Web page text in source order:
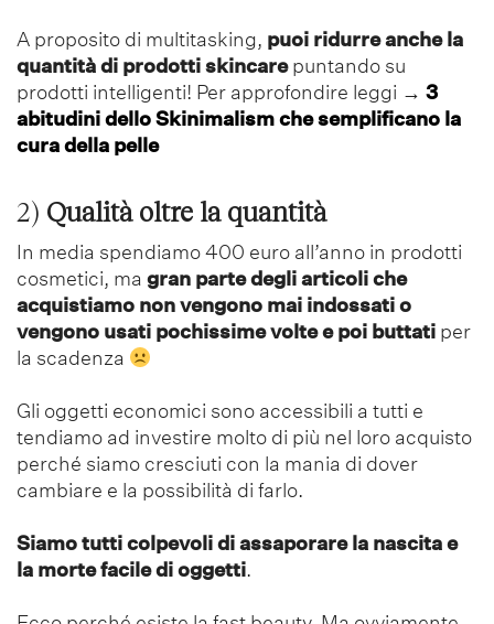
A proposito di multitasking, puoi ridurre anche la
quantità di prodotti skincarepuntando su
prodotti intelligenti! Per approfondire leggi → 3
abitudini dello Skinimalism che semplificano la
cura della pelle
2) Qualità oltre la quantità
In media spendiamo 400 euro all’anno in prodotti
cosmetici, ma gran parte degli articoli che
acquistiamo non vengono mai indossati o
vengono usati pochissime volte e poi buttati per
la scadenza
Gli oggetti economici sono accessibili a tutti e
tendiamo ad investire molto di più nel loro acquisto
perché siamo cresciuti con la mania di dover
cambiare e la possibilità di farlo.
Siamo tutti colpevoli di assaporare la nascita e
la morte facile di oggetti.